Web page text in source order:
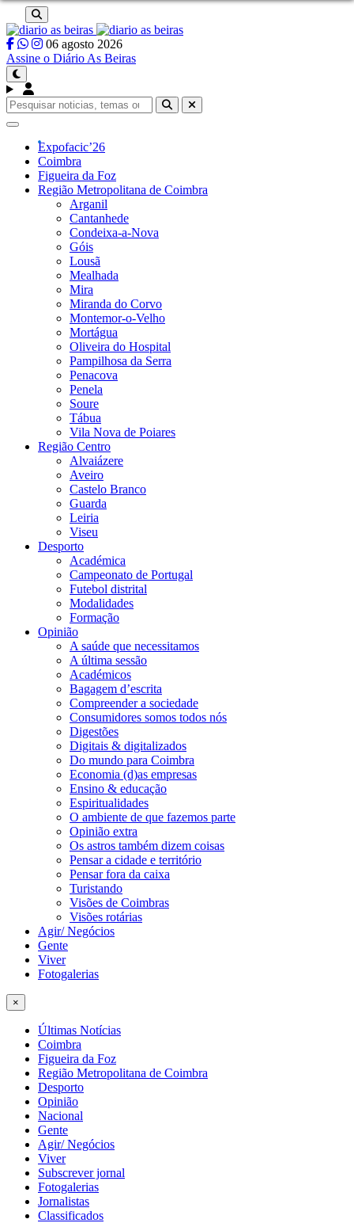
06 agosto 2026
Assine o Diário As Beiras
Pesquisar
por:
Expofacic’26
Coimbra
Figueira da Foz
Região Metropolitana de Coimbra
Arganil
Cantanhede
Condeixa-a-Nova
Góis
Lousã
Mealhada
Mira
Miranda do Corvo
Montemor-o-Velho
Mortágua
Oliveira do Hospital
Pampilhosa da Serra
Penacova
Penela
Soure
Tábua
Vila Nova de Poiares
Região Centro
Alvaiázere
Aveiro
Castelo Branco
Guarda
Leiria
Viseu
Desporto
Académica
Campeonato de Portugal
Futebol distrital
Modalidades
Formação
Opinião
A saúde que necessitamos
A última sessão
Académicos
Bagagem d’escrita
Compreender a sociedade
Consumidores somos todos nós
Digestões
Digitais & digitalizados
Do mundo para Coimbra
Economia (d)as empresas
Ensino & educação
Espiritualidades
O ambiente de que fazemos parte
Opinião extra
Os astros também dizem coisas
Pensar a cidade e território
Pensar fora da caixa
Turistando
Visões de Coimbras
Visões rotárias
Agir/ Negócios
Gente
Viver
Fotogalerias
×
Últimas Notícias
Coimbra
Figueira da Foz
Região Metropolitana de Coimbra
Desporto
Opinião
Nacional
Gente
Agir/ Negócios
Viver
Subscrever jornal
Fotogalerias
Jornalistas
Classificados